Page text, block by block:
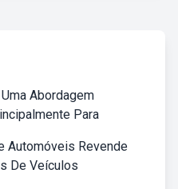
Abordagem
Para
Automóveis Revende
De Veículos